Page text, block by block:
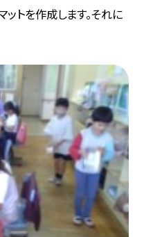
ットを作成します。それに